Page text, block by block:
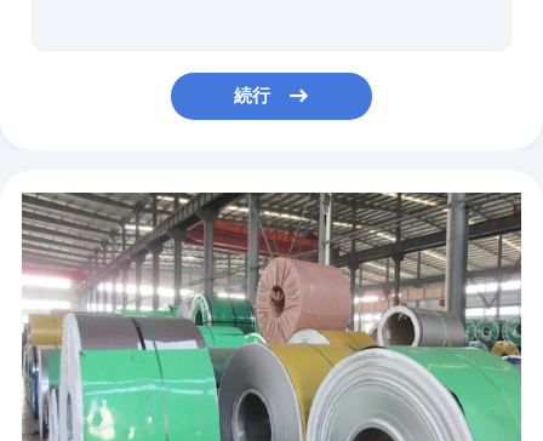
316l 410は420 304L Astm 304のステンレス鋼のコイルの切り開くことストリップのBA 2B 8Kミラーを冷間圧延した
24 x 48の24 X 36の24 X 24の黒い陽極酸化されたステンレス鋼 シートのコイル304 304l 310 316 316l
冷間圧延されるコイルHrc Crcの主なつや出しの合金鋼シートはステンレス鋼409Lを巻く
10 x 3/4の12x12 16ゲージはステンレス鋼 シートのコイルつや出し4x8にブラシをかけた
続行